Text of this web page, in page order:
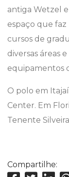
antiga Wetzel
espaço que faz
cursos de
diversas áreas
equipamentos
O polo em
Center. Em
Tenente
Compartilhe: